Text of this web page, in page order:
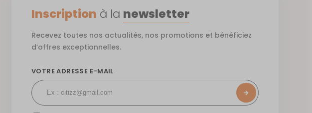
Inscription à la newsletter
Recevez toutes nos actualités, nos promotions et bénéficiez
d’offres exceptionnelles.
VOTRE ADRESSE E-MAIL